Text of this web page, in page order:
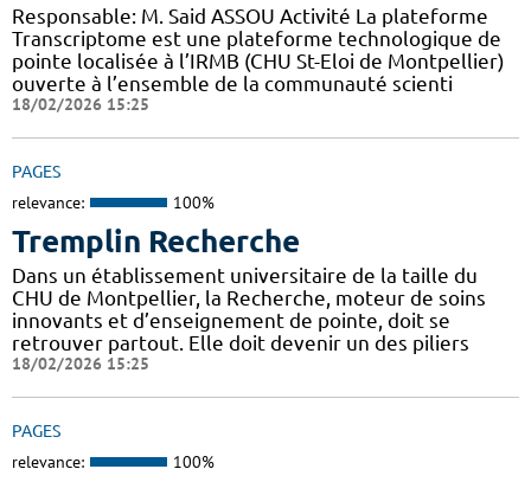
Responsable: M. Said ASSOU Activité La plateforme
Transcriptome est une plateforme technologique de
pointe localisée à l’IRMB (CHU St-Eloi de Montpellier)
ouverte à l’ensemble de la communauté scienti
18/02/2026 15:25
PAGES
relevance: 100%
Tremplin Recherche
Dans un établissement universitaire de la taille du
CHU de Montpellier, la Recherche, moteur de soins
innovants et d’enseignement de pointe, doit se
retrouver partout. Elle doit devenir un des piliers
18/02/2026 15:25
PAGES
relevance: 100%